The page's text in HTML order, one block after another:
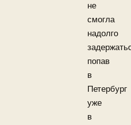
не
смогла
надолго
попав
в
Петербург
уже
в